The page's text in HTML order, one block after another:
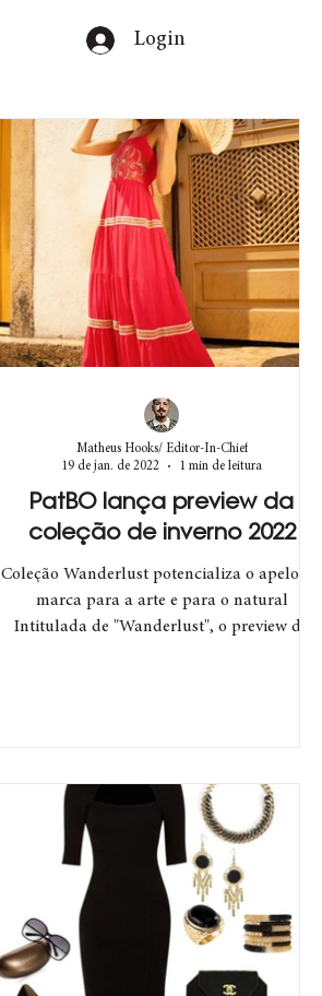
Login
PatBO lança preview da
coleção de inverno 2022
Coleção Wanderlust potencializa o apelo da
marca para a arte e para o natural
Intitulada de "Wanderlust", o preview de
Matheus Hooks/ Editor-In-Chief
19 de jan. de 2022
1 min de leitura